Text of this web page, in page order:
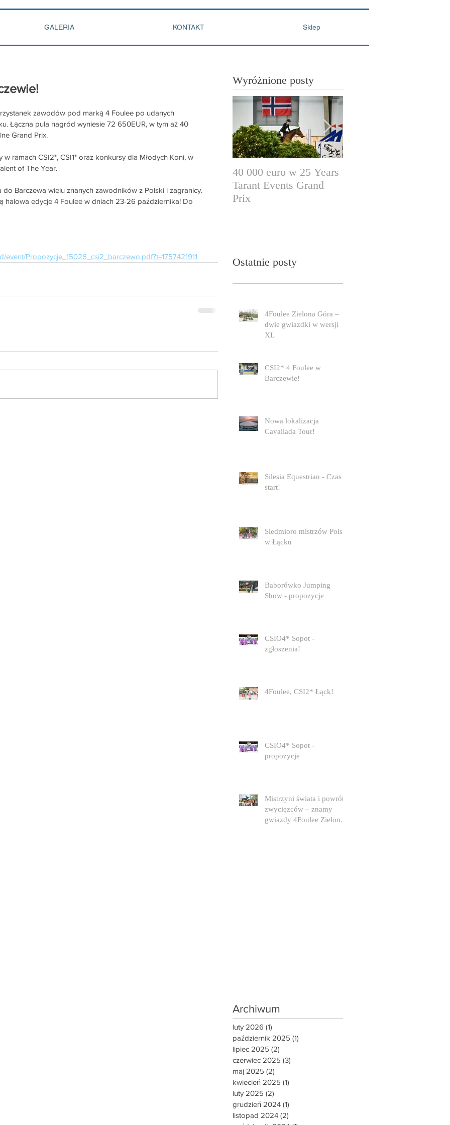
GALERIA KONTAKT Sklep
zawodów pod marką 4 Foulee po udanych
Łączna pula nagród wyniesie 72 650EUR, w tym aż 40
Grand Prix.
ramach CSI2*, CSI1* oraz konkursy dla Młodych Koni, w
of The Year.
do Barczewa wielu znanych zawodników z Polski i zagranicy.
halowa edycje 4 Foulee w dniach 23-26 października! Do
Propozycje_15026_csi2_barczewo.pdf?t=1757421911
Wyróżnione posty
40 000 euro w 25 Years
Tarant Events Grand
Prix
Ostatnie posty
4Foulee Zielona Góra –
dwie gwiazdki w wersji
XL
CSI2* 4 Foulee w
Barczewie!
Nowa lokalizacja
Cavaliada Tour!
Silesia Equestrian - Czas
start!
Siedmioro mistrzów Polski
w Łącku
Baborówko Jumping
Show - propozycje
CSIO4* Sopot -
zgłoszenia!
4Foulee, CSI2* Łąck!
CSIO4* Sopot -
propozycje
Mistrzyni świata i powrót
zwycięzców – znamy
gwiazdy 4Foulee Zielona
Archiwum
luty 2026 (1)
październik 2025 (1)
lipiec 2025 (2)
czerwiec 2025 (3)
maj 2025 (2)
kwiecień 2025 (1)
luty 2025 (2)
grudzień 2024 (1)
listopad 2024 (2)